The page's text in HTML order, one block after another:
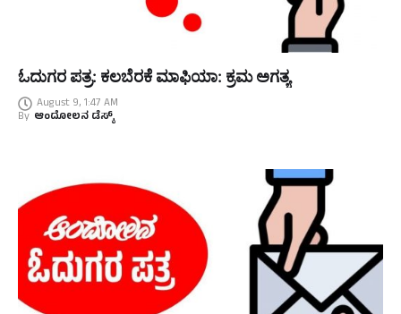
ಓದುಗರ ಪತ್ರ: ಕಲಬೆರಕೆ ಮಾಫಿಯಾ: ಕ್ರಮ ಅಗತ್ಯ
August 9, 1:47 AM
By ಆಂದೋಲನ ಡೆಸ್ಕ್